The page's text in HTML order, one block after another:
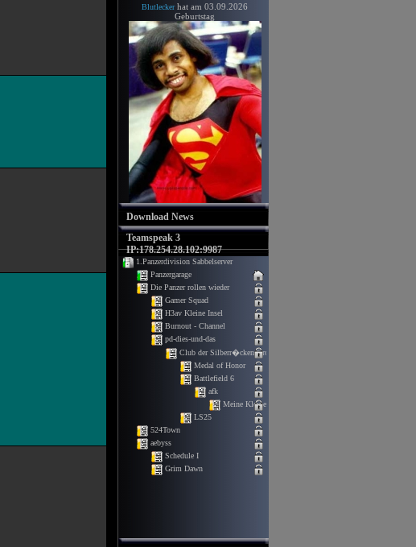
Blutleckerhat am 03.09.2026
Geburtstag
Download News
Teamspeak 3
IP:178.254.28.102:9987